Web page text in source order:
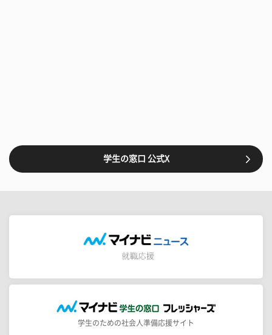
学生の窓口 公式X
学生のための社会人準備応援サイト